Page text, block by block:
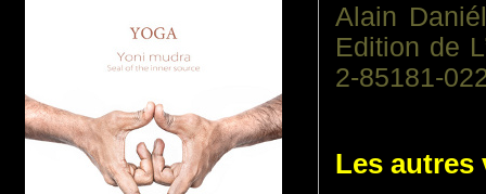
Alain
Edition de
2-85181-
Les autres